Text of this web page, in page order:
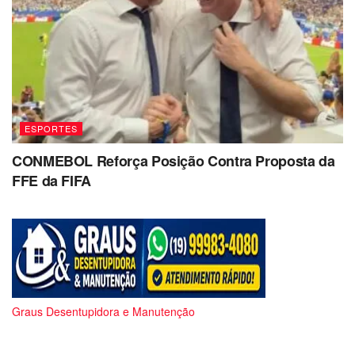
ESPORTES
CONMEBOL Reforça Posição Contra Proposta da
FFE da FIFA
Graus Desentupidora e Manutenção